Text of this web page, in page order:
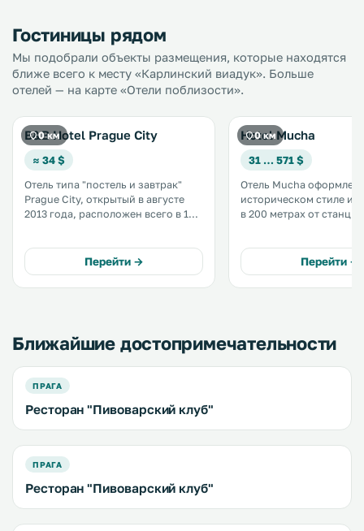
Гостиницы рядом
Мы подобрали объекты размещения, которые находятся
ближе всего к месту «Карлинский виадук». Больше
отелей — на карте «Отели поблизости».
0 км
B&B Hotel Prague City
≈ 34 $
Отель типа "постель и завтрак"
Prague City, открытый в августе
2013 года, расположен всего в 100
станции метро Florenc. До
Старого города Праги и Карлова
моста 3 км. .
Перейти →
0 км
Hotel Mucha
31 … 571 $
Отель Mucha оформлен
историческом стиле и
в 200 метрах от
услугам гостей
номера с бесплатным
доступом в Интернет и
Перейти →
Ближайшие достопримечательности
ПРАГА
Ресторан "Пивоварский клуб"
ПРАГА
Ресторан "Пивоварский клуб"